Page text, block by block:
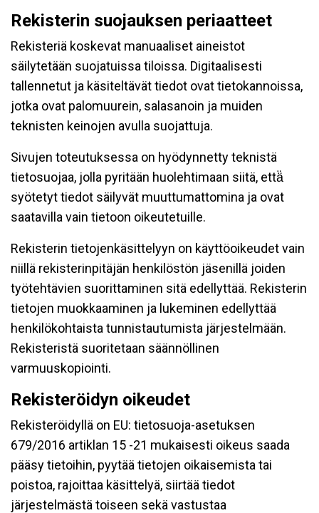
Rekisterin suojauksen periaatteet
Rekisteriä koskevat manuaaliset aineistot
säilytetään suojatuissa tiloissa. Digitaalisesti
tallennetut ja käsiteltävät tiedot ovat tietokannoissa,
jotka ovat palomuurein, salasanoin ja muiden
teknisten keinojen avulla suojattuja.
Sivujen toteutuksessa on hyödynnetty teknistä
tietosuojaa, jolla pyritään huolehtimaan siitä, että̈
syötetyt tiedot säilyvät muuttumattomina ja ovat
saatavilla vain tietoon oikeutetuille.
Rekisterin tietojenkäsittelyyn on käyttöoikeudet vain
niillä rekisterinpitäjän henkilöstön jäsenillä joiden
työtehtävien suorittaminen sitä edellyttää. Rekisterin
tietojen muokkaaminen ja lukeminen edellyttää
henkilökohtaista tunnistautumista järjestelmään.
Rekisteristä suoritetaan säännöllinen
varmuuskopiointi.
Rekisteröidyn oikeudet
Rekisteröidyllä on EU: tietosuoja-asetuksen
679/2016 artiklan 15 -21 mukaisesti oikeus saada
pääsy tietoihin, pyytää tietojen oikaisemista tai
poistoa, rajoittaa käsittelyä, siirtää tiedot
järjestelmästä toiseen sekä vastustaa